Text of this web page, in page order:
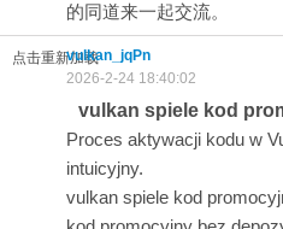
的同道来一起交流。
点击重新加载vulkan_jqPn
2026-2-24 18:40:02
vulkan spiele kod
Proces aktywacji kodu w
intuicyjny.
vulkan spiele kod